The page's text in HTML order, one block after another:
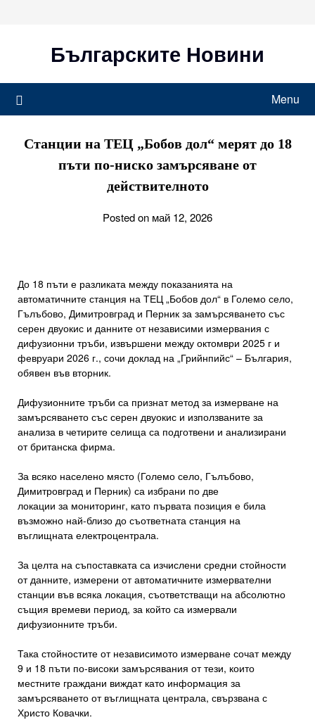
Българските Новини
Menu
Станции на ТЕЦ „Бобов дол“ мерят до 18
пъти по-ниско замърсяване от
действителното
Posted on май 12, 2026
До 18 пъти е разликата между показанията на
автоматичните станция на ТЕЦ „Бобов дол“ в Големо село,
Гълъбово, Димитровград и Перник за замърсяването със
серен двуокис и данните от независими измервания с
дифузионни тръби, извършени между октомври 2025 г и
февруари 2026 г., сочи доклад на „Грийнпийс“ – България,
обявен във вторник.
Дифузионните тръби са признат метод за измерване на
замърсяването със серен двуокис и използваните за
анализа в четирите селища са подготвени и анализирани
от британска фирма.
За всяко населено място (Големо село, Гълъбово,
Димитровград и Перник) са избрани по две
локации за мониторинг, като първата позиция е била
възможно най-близо до съответната станция на
въглищната електроцентрала.
За целта на съпоставката са изчислени средни стойности
от данните, измерени от автоматичните измервателни
станции във всяка локация, съответстващи на абсолютно
същия времеви период, за който са измервали
дифузионните тръби.
Така стойностите от независимото измерване сочат между
9 и 18 пъти по-високи замърсявания от тези, които
местните граждани виждат като информация за
замърсяването от въглищната централа, свързвана с
Христо Ковачки.